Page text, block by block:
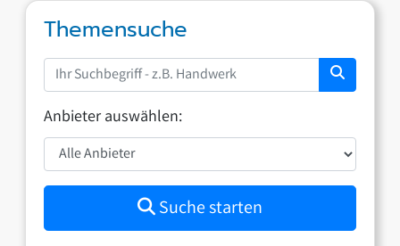
Themensuche
Anbieter auswählen:
Suche starten